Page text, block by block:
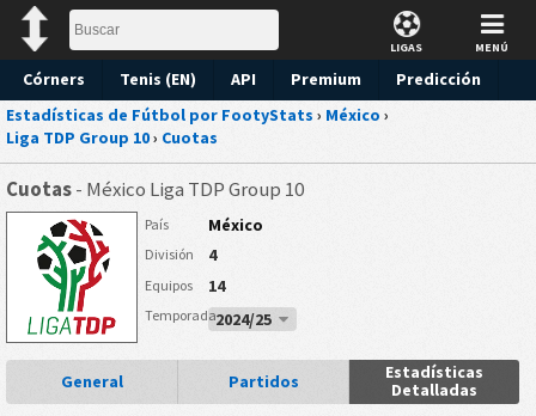
LIGAS MENÚ
Córners Tenis (EN) API Premium
Predicción
Estadísticas de Fútbol por FootyStats › México ›
Liga TDP Group 10› Cuotas
Cuotas- México Liga TDP Group 10
País México
División 4
Equipos 14
Temporada2024/25
General Partidos
Estadísticas
Detalladas